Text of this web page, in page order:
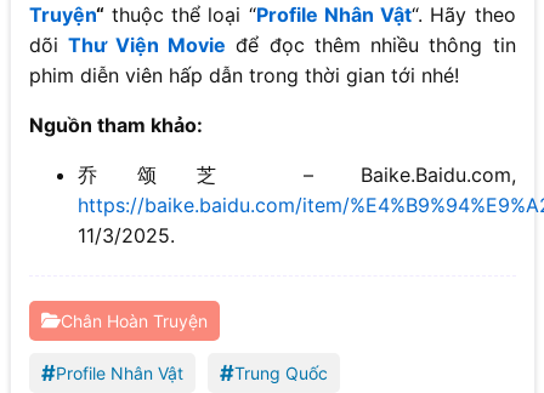
Truyện“thuộc thể loại “Profile Nhân Vật“. Hãy theo
dõi Thư Viện Movie để đọc thêm nhiều thông tin
phim diễn viên hấp dẫn trong thời gian tới nhé!
Nguồn tham khảo:
乔颂芝 – Baike.Baidu.com,
https://baike.baidu.com/item/
11/3/2025.
Chân Hoàn Truyện
#Profile Nhân Vật #Trung Quốc